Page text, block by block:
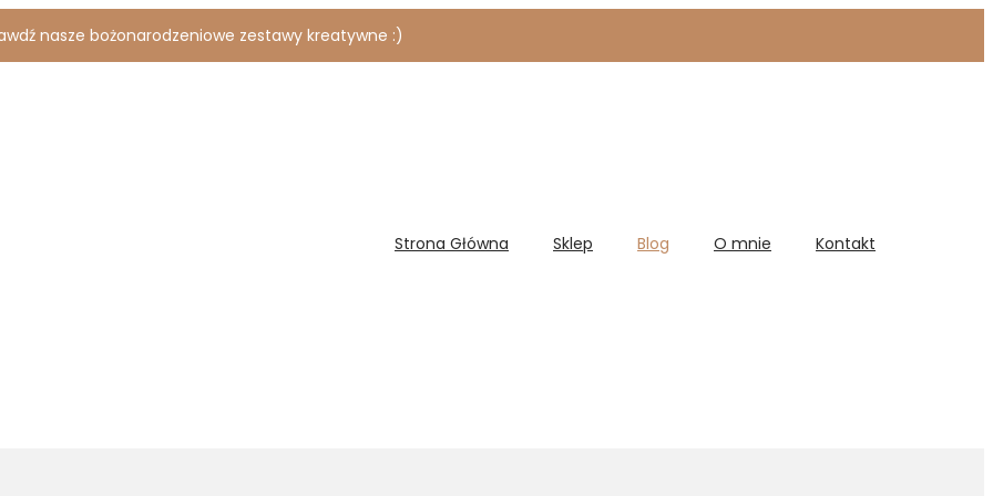
nasze bożonarodzeniowe zestawy kreatywne :)
Strona Główna Sklep Blog O mnie Kontakt